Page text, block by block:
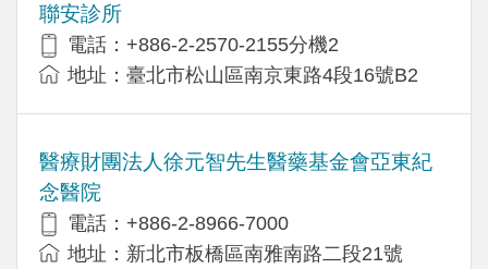
聯安診所
電話：+886-2-2570-2155分機2
地址：臺北市松山區南京東路4段16號B2
醫療財團法人徐元智先生醫藥基金會亞東紀
念醫院
電話：+886-2-8966-7000
地址：新北市板橋區南雅南路二段21號